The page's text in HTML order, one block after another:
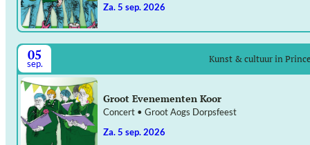
za. 5 sep. 2026
05
sep. Kunst & cultuur in
Groot Evenementen Koor
Concert • Groot Aogs Dorpsfeest
za. 5 sep. 2026